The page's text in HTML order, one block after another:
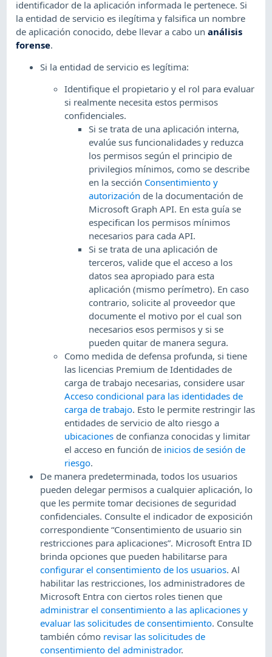
identificador de la aplicación informada le pertenece. Si
la entidad de servicio es ilegítima y falsifica un nombre
de aplicación conocido, debe llevar a cabo unanálisis
forense.
Si la entidad de servicio es legítima:
Identifique el propietario y el rol para evaluar
si realmente necesita estos permisos
confidenciales.
Si se trata de una aplicación interna,
evalúe sus funcionalidades y reduzca
los permisos según el principio de
privilegios mínimos, como se describe
en la sección Consentimiento y
autorización de la documentación de
Microsoft Graph API. En esta guía se
especifican los permisos mínimos
necesarios para cada API.
Si se trata de una aplicación de
terceros, valide que el acceso a los
datos sea apropiado para esta
aplicación (mismo perímetro). En caso
contrario, solicite al proveedor que
documente el motivo por el cual son
necesarios esos permisos y si se
pueden quitar de manera segura.
Como medida de defensa profunda, si tiene
las licencias Premium de Identidades de
carga de trabajo necesarias, considere usar
Acceso condicional para las identidades de
carga de trabajo. Esto le permite restringir las
entidades de servicio de alto riesgo a
ubicaciones de confianza conocidas y limitar
el acceso en función de inicios de sesión de
riesgo.
De manera predeterminada, todos los usuarios
pueden delegar permisos a cualquier aplicación, lo
que les permite tomar decisiones de seguridad
confidenciales. Consulte el indicador de exposición
correspondiente “Consentimiento de usuario sin
restricciones para aplicaciones”. Microsoft Entra ID
brinda opciones que pueden habilitarse para
configurar el consentimiento de los usuarios. Al
habilitar las restricciones, los administradores de
Microsoft Entra con ciertos roles tienen que
administrar el consentimiento a las aplicaciones y
evaluar las solicitudes de consentimiento. Consulte
también cómo revisar las solicitudes de
consentimiento del administrador.